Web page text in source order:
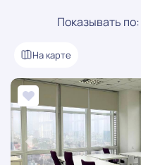
Показывать по:
На карте